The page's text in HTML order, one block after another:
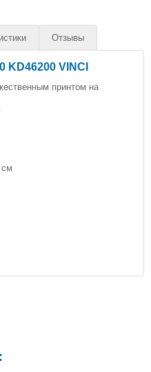
Отзывы
KD46200 VINCI
принтом на
см